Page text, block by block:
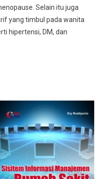
Selain itu juga
yang timbul pada wanita
hipertensi, DM, dan